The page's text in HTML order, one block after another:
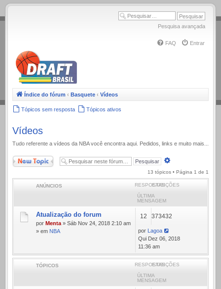
.
Pesquisa avançada
FAQ Entrar
Índice do fórum ‹ Basquete ‹ Vídeos
Tópicos sem resposta Tópicos ativos
Vídeos
Tudo referente a ví­deos da NBA você encontra aqui. Pedidos, links e muito mais...
Novo Tópico
13 tópicos • Página 1 de 1
ANÚNCIOS RESPOSTASEXIBIÇÕES
ÚLTIMA
MENSAGEM
Atualização do forum
por Menta » Sáb Nov 24, 2018 2:10 am
» em NBA
12 373432
por Lagoa
Qui Dez 06, 2018
11:36 am
TÓPICOS RESPOSTASEXIBIÇÕES
ÚLTIMA
MENSAGEM